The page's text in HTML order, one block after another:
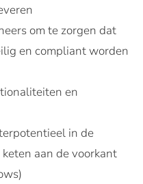
om te zorgen dat
en compliant worden
en
in de
aan de voorkant